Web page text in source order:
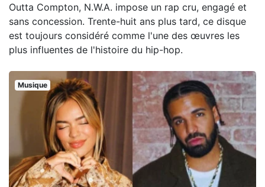
Outta Compton, N.W.A. impose un rap cru, engagé et
sans concession. Trente-huit ans plus tard, ce disque
est toujours considéré comme l'une des œuvres les
plus influentes de l'histoire du hip-hop.
Musique